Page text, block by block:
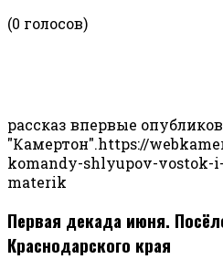
(0 голосов)
рассказ впервые
"Камертон".https://
komandy-shlyupov-
materik
Первая декада июня.
Краснодарского края